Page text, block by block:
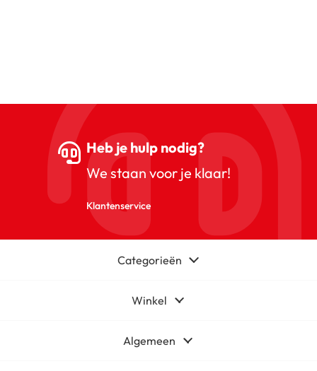
Heb je hulp nodig?
We staan voor je klaar!
Klantenservice
Categorieën
Winkel
Algemeen